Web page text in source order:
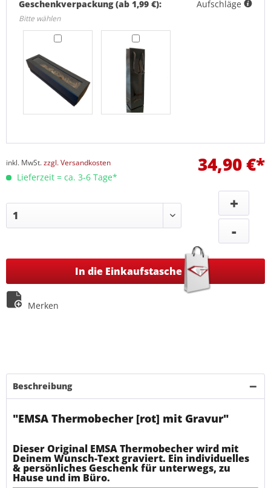
Geschenkverpackung (ab 1,99 €): Aufschläge
Bitte wählen
34,90 €*
inkl. MwSt.zzgl. Versandkosten
Lieferzeit = ca. 3-6 Tage*
+
-
In die Einkaufstasche
Merken
Beschreibung
"EMSA Thermobecher [rot] mit Gravur"
Dieser Original EMSA Thermobecher wird mit
Deinem Wunsch-Text graviert. Ein individuelles
& persönliches Geschenk für unterwegs, zu
Hause und im Büro.